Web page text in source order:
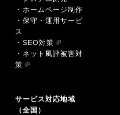
・ホームページ制作
・保守・運用サービ
ス
・SEO対策
・ネット風評被害対
策
サービス対応地域
（全国）